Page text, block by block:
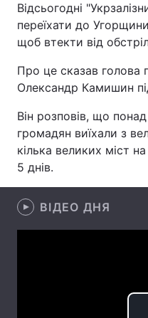
Україна
Економіка
Спорт
Зброя
Здоров'я
Цікавинки
Екологія
Відсьогодні
переїхати до
щоб втекти від
Про це сказав голова
Олександр Камишин
Він розповів, що
громадян виїхали з
кілька великих міст
5 днів.
ВІДЕО ДНЯ